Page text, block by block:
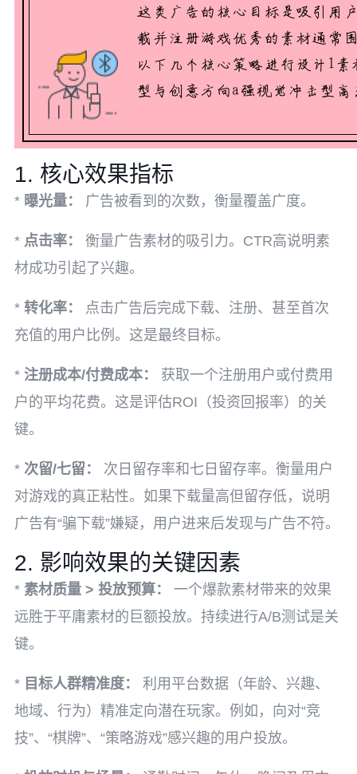
1. 核心效果指标
* 曝光量： 广告被看到的次数，衡量覆盖广度。
* 点击率：
衡量广告素材的吸引力。CTR高说明素
材成功引起了兴趣。
* 转化率：
点击广告后完成下载、注册、甚至首次
充值的用户比例。这是最终目标。
* 注册成本/付费成本：
获取一个注册用户或付费用
户的平均花费。这是评估ROI（投资回报率）的关
键。
* 次留/七留：
次日留存率和七日留存率。衡量用户
对游戏的真正粘性。如果下载量高但留存低，说明
广告有“骗下载”嫌疑，用户进来后发现与广告不符。
2. 影响效果的关键因素
* 素材质量 > 投放预算：
一个爆款素材带来的效果
远胜于平庸素材的巨额投放。持续进行A/B测试是关
键。
* 目标人群精准度：
利用平台数据（年龄、兴趣、
地域、行为）精准定向潜在玩家。例如，向对“竞
技”、“棋牌”、“策略游戏”感兴趣的用户投放。